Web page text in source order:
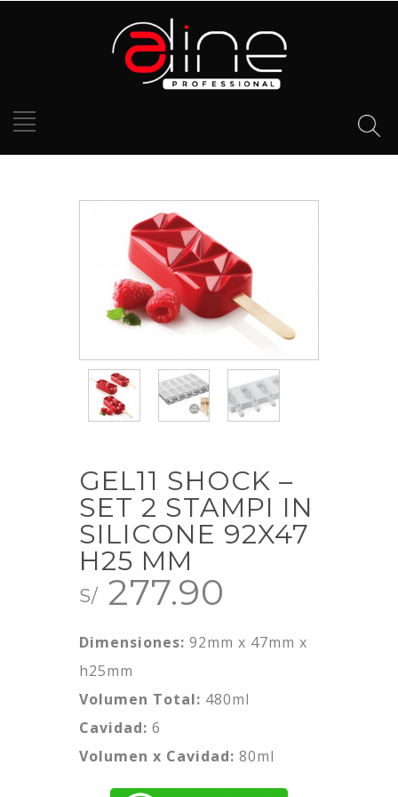
GEL11 SHOCK –
SET 2 STAMPI IN
SILICONE 92X47
H25 MM
S/ 277.90
Dimensiones: 92mm x 47mm x
h25mm
Volumen Total: 480ml
Cavidad: 6
Volumen x Cavidad: 80ml